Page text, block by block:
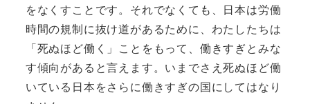
をなくすことです。それでなくても、日本は労働
時間の規制に抜け道があるために、わたしたちは
「死ぬほど働く」ことをもって、働きすぎとみな
す傾向があると言えます。いまでさえ死ぬほど働
いている日本をさらに働きすぎの国にしてはなり